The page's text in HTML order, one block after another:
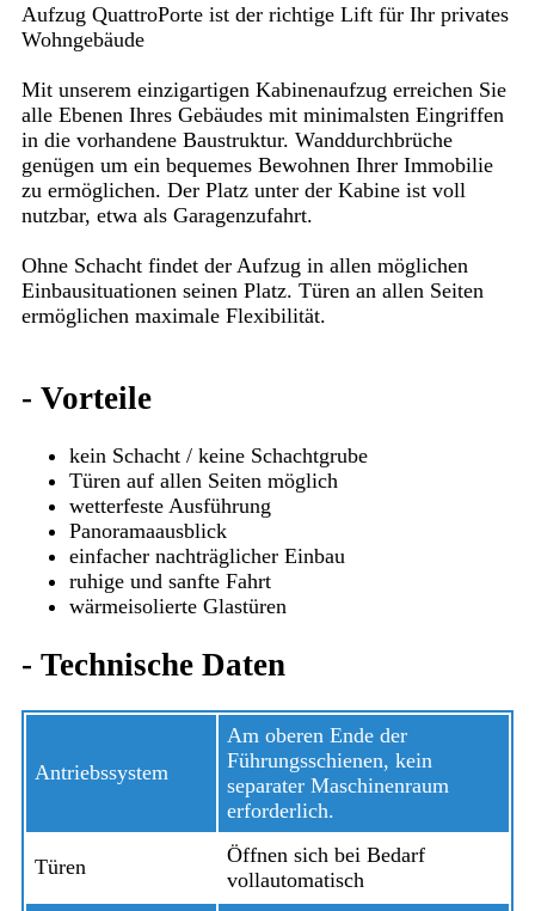
Aufzug QuattroPorte ist der richtige Lift für Ihr privates
Wohngebäude
Mit unserem einzigartigen Kabinenaufzug erreichen Sie
alle Ebenen Ihres Gebäudes mit minimalsten Eingriffen
in die vorhandene Baustruktur. Wanddurchbrüche
genügen um ein bequemes Bewohnen Ihrer Immobilie
zu ermöglichen. Der Platz unter der Kabine ist voll
nutzbar, etwa als Garagenzufahrt.
Ohne Schacht findet der Aufzug in allen möglichen
Einbausituationen seinen Platz. Türen an allen Seiten
ermöglichen maximale Flexibilität.
- Vorteile
kein Schacht / keine Schachtgrube
Türen auf allen Seiten möglich
wetterfeste Ausführung
Panoramaausblick
einfacher nachträglicher Einbau
ruhige und sanfte Fahrt
wärmeisolierte Glastüren
- Technische Daten
Antriebssystem
Am oberen Ende der
Führungsschienen, kein
separater Maschinenraum
erforderlich.
Türen
Öffnen sich bei Bedarf
vollautomatisch